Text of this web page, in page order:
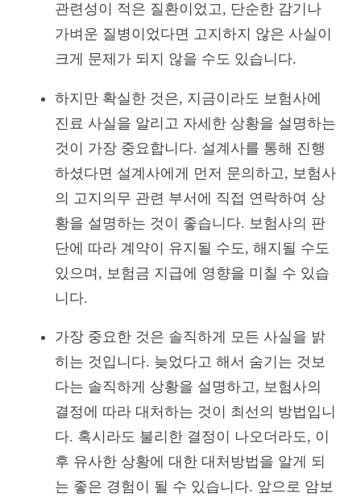
관련성이 적은 질환이었고, 단순한 감기나
가벼운 질병이었다면 고지하지 않은 사실이
크게 문제가 되지 않을 수도 있습니다.
하지만 확실한 것은, 지금이라도 보험사에
진료 사실을 알리고 자세한 상황을 설명하는
것이 가장 중요합니다. 설계사를 통해 진행
하셨다면 설계사에게 먼저 문의하고, 보험사
의 고지의무 관련 부서에 직접 연락하여 상
황을 설명하는 것이 좋습니다. 보험사의 판
단에 따라 계약이 유지될 수도, 해지될 수도
있으며, 보험금 지급에 영향을 미칠 수 있습
니다.
가장 중요한 것은 솔직하게 모든 사실을 밝
히는 것입니다. 늦었다고 해서 숨기는 것보
다는 솔직하게 상황을 설명하고, 보험사의
결정에 따라 대처하는 것이 최선의 방법입니
다. 혹시라도 불리한 결정이 나오더라도, 이
후 유사한 상황에 대한 대처방법을 알게 되
는 좋은 경험이 될 수 있습니다. 앞으로 암보